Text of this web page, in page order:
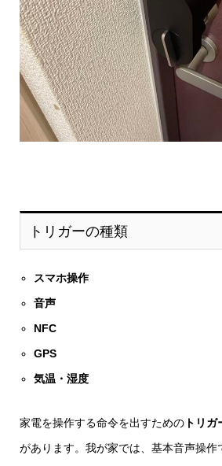
トリガーの種類
スマホ操作
音声
NFC
GPS
気温・湿度
家電を操作する命令を出すための トリガ
があります。我が家では、基本音声操作